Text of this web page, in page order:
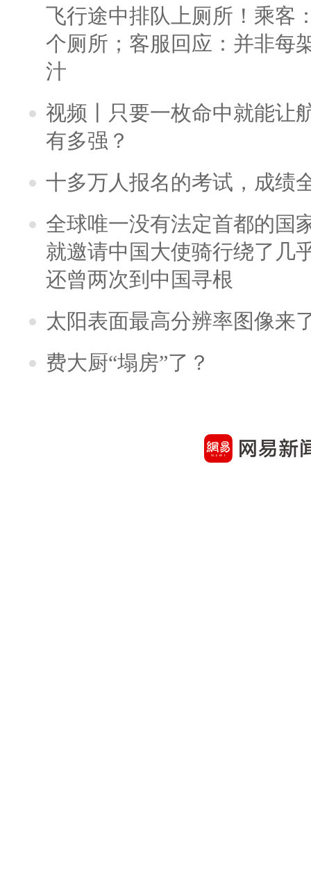
飞行途中排队上厕所！乘客
个厕所；客服回应：并非每
汁
视频丨只要一枚命中就能让
有多强？
十多万人报名的考试，成绩
全球唯一没有法定首都的国
就邀请中国大使骑行绕了几
还曾两次到中国寻根
太阳表面最高分辨率图像来
费大厨“塌房”了？